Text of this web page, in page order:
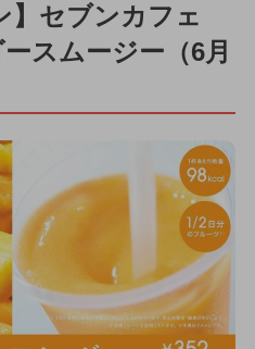
】セブンカフェ
スムージー（6月